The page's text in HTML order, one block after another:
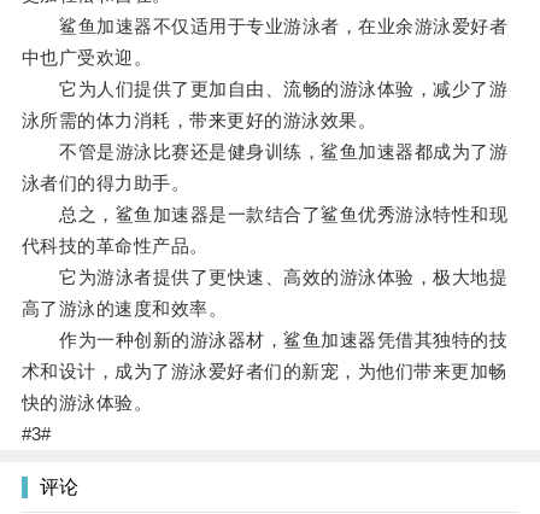
鲨鱼加速器不仅适用于专业游泳者，在业余游泳爱好者
中也广受欢迎。
它为人们提供了更加自由、流畅的游泳体验，减少了游
泳所需的体力消耗，带来更好的游泳效果。
不管是游泳比赛还是健身训练，鲨鱼加速器都成为了游
泳者们的得力助手。
总之，鲨鱼加速器是一款结合了鲨鱼优秀游泳特性和现
代科技的革命性产品。
它为游泳者提供了更快速、高效的游泳体验，极大地提
高了游泳的速度和效率。
作为一种创新的游泳器材，鲨鱼加速器凭借其独特的技
术和设计，成为了游泳爱好者们的新宠，为他们带来更加畅
快的游泳体验。
#3#
评论